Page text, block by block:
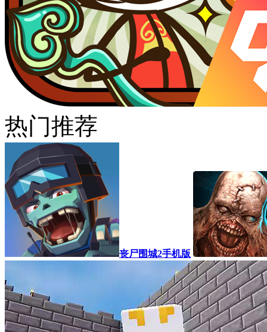
热门推荐
丧尸围城2手机版